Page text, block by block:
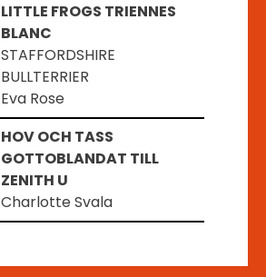
LITTLE FROGS TRIENNES
BLANC
STAFFORDSHIRE
BULLTERRIER
Eva Rose
HOV OCH TASS
GOTTOBLANDAT TILL
ZENITH U
Charlotte Svala